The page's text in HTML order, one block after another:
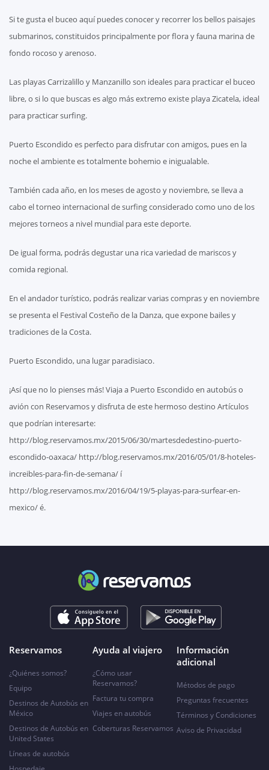
Si te gusta el buceo aquí puedes conocer y recorrer los bellos paisajes
submarinos, constituidos principalmente por flora y fauna marina de
fondo rocoso y arenoso.
Las playas Carrizalillo y Manzanillo son ideales para practicar el buceo
libre, o si lo que buscas es algo más extremo existe playa Zicatela, ideal
para practicar surfing.
Puerto Escondido es perfecto para disfrutar con amigos, pues en la
noche el ambiente es totalmente bohemio e inigualable.
También cada año, en los meses de agosto y noviembre, se lleva a
cabo el torneo internacional de surfing considerado como uno de los
mejores torneos a nivel mundial para este deporte.
De igual forma, podrás degustar una rica variedad de mariscos y
comida regional.
En el andador turístico, podrás realizar varias compras y en noviembre
se presenta el Festival Costeño de la Danza, que expone bailes y
tradiciones de la Costa.
Puerto Escondido, una lugar paradisiaco.
¡Así que no lo pienses más! Viaja a Puerto Escondido en autobús o
avión con Reservamos y disfruta de este hermoso destino Artículos
que podrían interesarte:
http://blog.reservamos.mx/2015/06/30/martesdedestino-puerto-
escondido-oaxaca/ http://blog.reservamos.mx/2016/05/01/8-hoteles-
increibles-para-fin-de-semana/ í
http://blog.reservamos.mx/2016/04/19/5-playas-para-surfear-en-
mexico/ é.
Reservamos
¿Quiénes somos?
Equipo
Destinos de Autobús en
México
Destinos de Autobús en
United States
Líneas de autobús
Ayuda al viajero
¿Cómo usar
Reservamos?
Factura tu compra
Viajes en autobús
Coberturas Reservamos
Información
adicional
Métodos de pago
Preguntas frecuentes
Términos y Condiciones
Aviso de Privacidad